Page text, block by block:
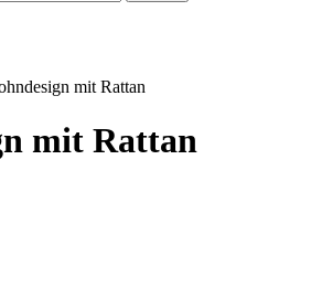
mit Rattan
mit Rattan